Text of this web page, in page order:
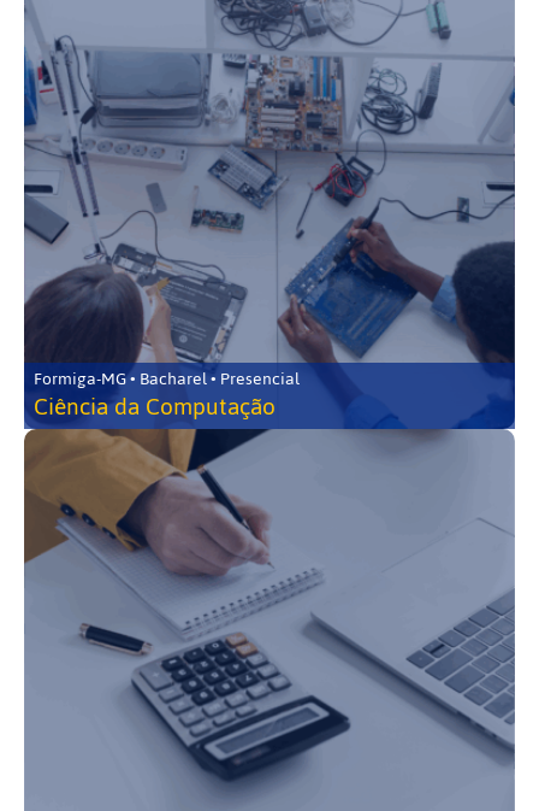
Formiga-MG • Bacharel • Presencial
Ciência da Computação